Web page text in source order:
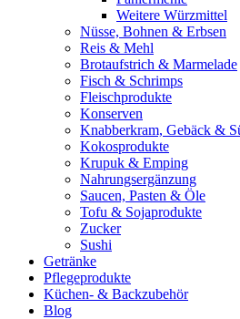
Weitere Würzmittel
Nüsse, Bohnen & Erbsen
Reis & Mehl
Brotaufstrich & Marmelade
Fisch & Schrimps
Fleischprodukte
Konserven
Knabberkram, Gebäck &
Kokosprodukte
Krupuk & Emping
Nahrungsergänzung
Saucen, Pasten & Öle
Tofu & Sojaprodukte
Zucker
Sushi
Getränke
Pflegeprodukte
Küchen- & Backzubehör
Blog